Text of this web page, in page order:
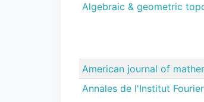
Algebraic & geometric
American journal of
Annales de l'Institut Fourier